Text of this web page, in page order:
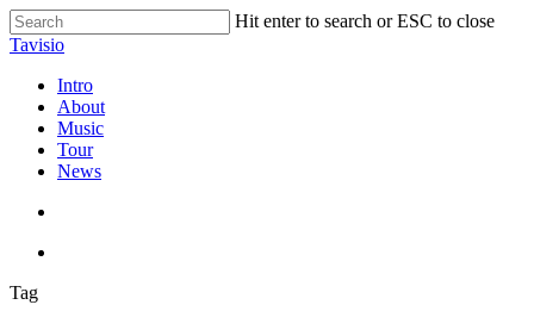
Skip
to
content
Hit enter to search or ESC to close
Close
Tavisio
search
Menu
Intro
About
Music
Tour
News
Tag